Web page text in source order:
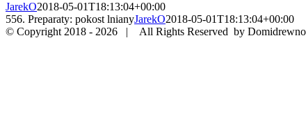
JarekO2018-05-01T18:13:04+00:00
556. Preparaty: pokost lnianyJarekO2018-05-01T18:13:04+00:00
© Copyright 2018 - 2026 | All Rights Reserved by